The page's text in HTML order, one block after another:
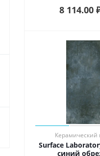
8 114.00
Керамический
Surface
синий